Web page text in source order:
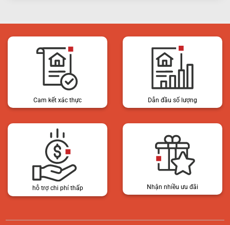
Cam kết xác thực Dẫn đầu số lượng
hỗ trợ chi phí thấp Nhận nhiều ưu đãi